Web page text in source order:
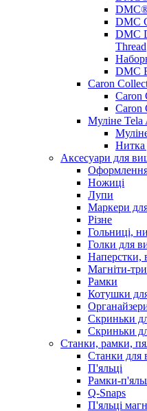
DMC®
DMC
DMC
Thread
DMC
Caron
Caron
Caron
Муліне Tela
Нитка
Аксесуари для
Ножиці
Лупи
Маркери
Різне
Гольниці,
Голки для
Наперстки,
Магніти-
Рамки
Котушки
Скриньки
Скриньки
Станки, рамки,
Станки для
П'яльці
Рамки-
Q-Snaps
П'яльці